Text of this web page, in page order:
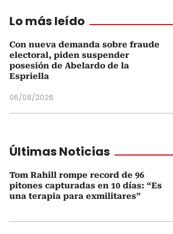
Lo más leído
Con nueva demanda sobre fraude
electoral, piden suspender
posesión de Abelardo de la
Espriella
06/08/2026
Últimas Noticias
Tom Rahill rompe record de 96
pitones capturadas en 10 días: “Es
una terapia para exmilitares”